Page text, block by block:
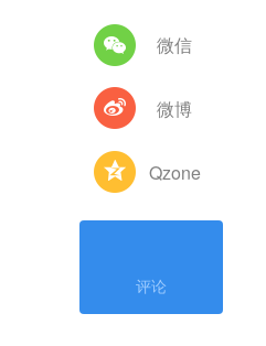
微信
微博
Qzone
评论